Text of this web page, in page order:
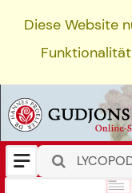
Diese Website